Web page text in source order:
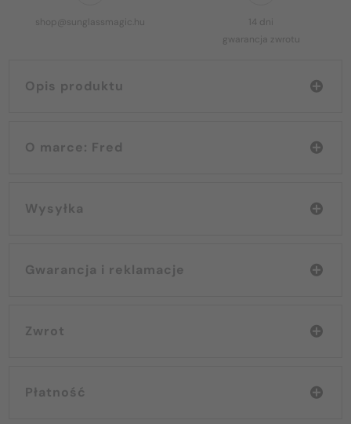
shop@sunglassmagic.hu
14 dni
gwarancja zwrotu
Opis produktu
O marce: Fred
Wysyłka
Gwarancja i reklamacje
Zwrot
Płatność